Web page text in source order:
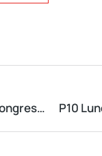
Programma congres Vitaliteit Next Level 18 & 19 juni